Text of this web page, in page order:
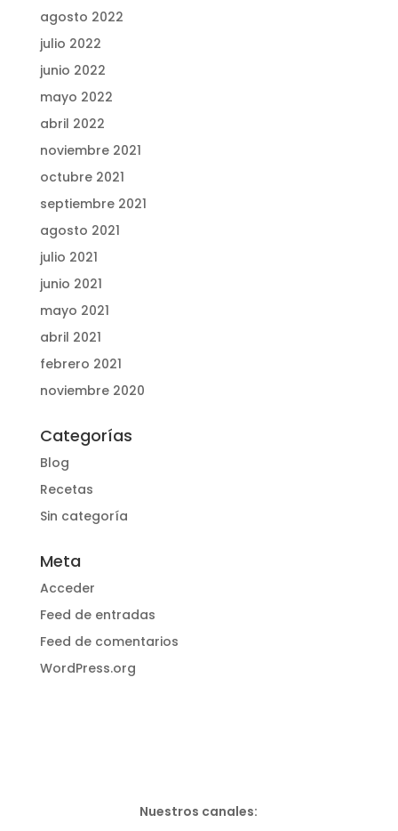
agosto 2022
julio 2022
junio 2022
mayo 2022
abril 2022
noviembre 2021
octubre 2021
septiembre 2021
agosto 2021
julio 2021
junio 2021
mayo 2021
abril 2021
febrero 2021
noviembre 2020
Categorías
Blog
Recetas
Sin categoría
Meta
Acceder
Feed de entradas
Feed de comentarios
WordPress.org
Nuestros canales: